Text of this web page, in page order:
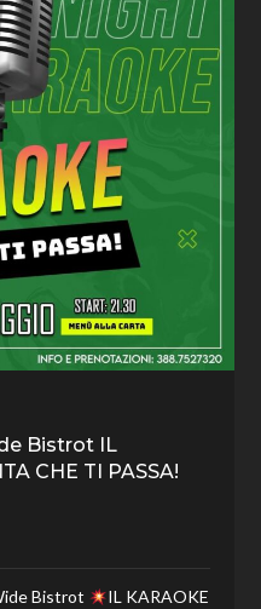
Bistrot IL
CHE TI PASSA!
Bistrot
IL KARAOKE